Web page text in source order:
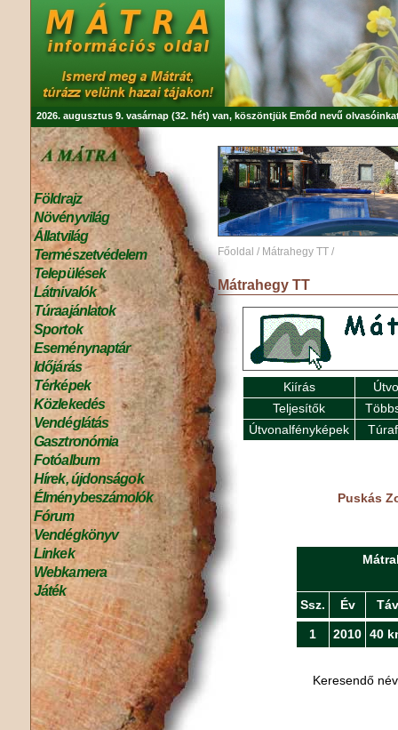
2026. augusztus 9. vasárnap (32. hét) van, köszöntjük Emőd nevű
Földrajz
Növényvilág
Állatvilág
Természetvédelem
Települések
Látnivalók
Túraajánlatok
Sportok
Eseménynaptár
Időjárás
Térképek
Közlekedés
Vendéglátás
Gasztronómia
Fotóalbum
Hírek, újdonságok
Élménybeszámolók
Fórum
Vendégkönyv
Linkek
Webkamera
Játék
Főoldal / Mátrahegy TT /
Mátrahegy TT
Kiírás
Teljesítők
Útvonalfényképek
Puskás
Ssz. Év Táv
1 2010 40
Keresendő